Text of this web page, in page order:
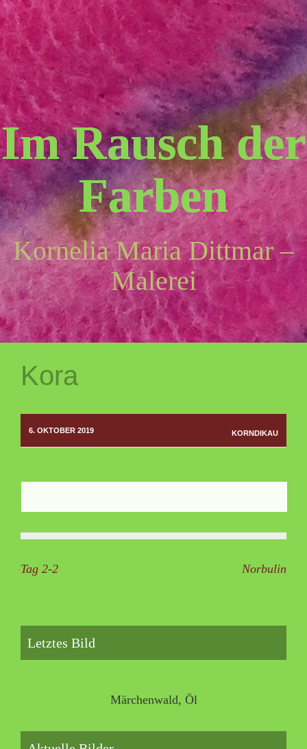
Skip
to
content
Im Rausch der
Farben
Kornelia Maria Dittmar –
Malerei
Kora
6. OKTOBER 2019 KORNDIKAU
Beitragsnavigation
Tag 2-2 Norbulin
Letztes Bild
Märchenwald, Öl